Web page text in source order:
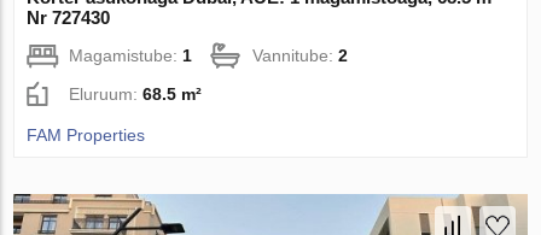
Nr 727430
Magamistube:1 Vannitube:2
Eluruum:68.5 m²
FAM Properties